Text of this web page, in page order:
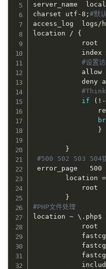
server_name
charset utf-8 ;#默
access_log  logs/
location / {
root
index
#设置
allow
deny
if
( !
}
}
#500 502 503 504
error_page   500
        location
=
root
}
#PHP文件处理
location ~ \.php$
root